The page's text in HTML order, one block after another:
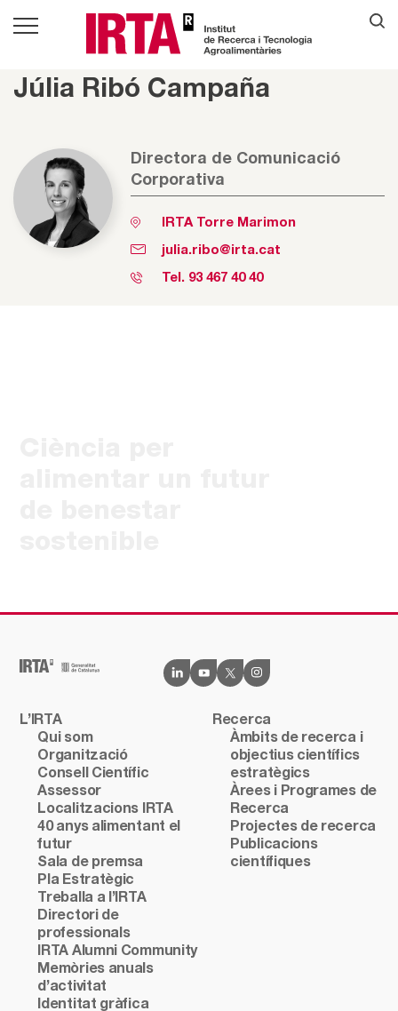
Júlia Ribó Campaña
Directora de Comunicació
Corporativa
IRTA Torre Marimon
julia.ribo@irta.cat
Tel. 93 467 40 40
L’IRTA
Qui som
Organització
Consell Científic
Assessor
Localitzacions IRTA
40 anys alimentant el
futur
Sala de premsa
Pla Estratègic
Treballa a l’IRTA
Directori de
professionals
IRTA Alumni Community
Memòries anuals
d’activitat
Identitat gràfica
Recerca
Àmbits de recerca i
objectius científics
estratègics
Àrees i Programes de
Recerca
Projectes de recerca
Publicacions
científiques